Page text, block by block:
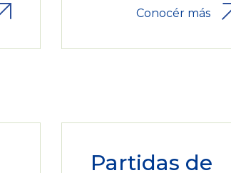
Conocér más
Partidas de